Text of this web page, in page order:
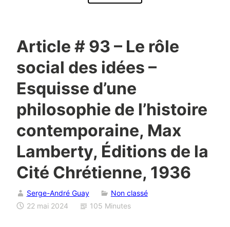
Article # 93 – Le rôle
social des idées –
Esquisse d’une
philosophie de l’histoire
contemporaine, Max
Lamberty, Éditions de la
Cité Chrétienne, 1936
Serge-André Guay
Non classé
22 mai 2024
105 Minutes